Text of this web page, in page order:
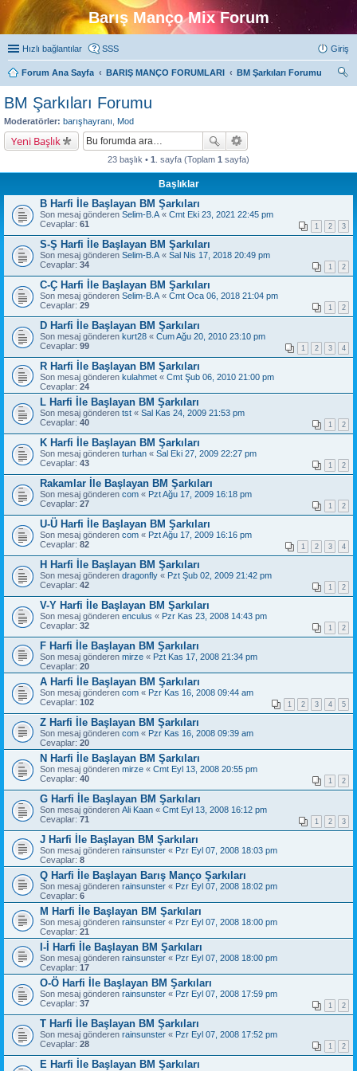
Barış Manço Mix Forum
Hızlı bağlantılar SSS Giriş
Forum Ana Sayfa BARIŞ MANÇO FORUMLARI
BM Şarkıları Forumu
BM Şarkıları Forumu
Moderatörler: barışhayranı Mod
Yeni Başlık
23 başlık • 1 . sayfa (Toplam 1 sayfa)
Başlıklar
B Harfi İle Başlayan BM Şarkıları
Son mesaj gönderen Selim-B.A « Cmt Eki 23, 2021 22:45 pm
Cevaplar: 61 1 2 3
S-Ş Harfi İle Başlayan BM Şarkıları
Son mesaj gönderen Selim-B.A « Sal Nis 17, 2018 20:49 pm
Cevaplar: 34 1 2
C-Ç Harfi İle Başlayan BM Şarkıları
Son mesaj gönderen Selim-B.A « Cmt Oca 06, 2018 21:04 pm
Cevaplar: 29 1 2
D Harfi İle Başlayan BM Şarkıları
Son mesaj gönderen kurt28 « Cum Ağu 20, 2010 23:10 pm
Cevaplar: 99 1 2 3 4
R Harfi İle Başlayan BM Şarkıları
Son mesaj gönderen kulahmet « Cmt Şub 06, 2010 21:00 pm
Cevaplar: 24
L Harfi İle Başlayan BM Şarkıları
Son mesaj gönderen tst « Sal Kas 24, 2009 21:53 pm
Cevaplar: 40 1 2
K Harfi İle Başlayan BM Şarkıları
Son mesaj gönderen turhan « Sal Eki 27, 2009 22:27 pm
Cevaplar: 43 1 2
Rakamlar İle Başlayan BM Şarkıları
Son mesaj gönderen com « Pzt Ağu 17, 2009 16:18 pm
Cevaplar: 27 1 2
U-Ü Harfi İle Başlayan BM Şarkıları
Son mesaj gönderen com « Pzt Ağu 17, 2009 16:16 pm
Cevaplar: 82 1 2 3 4
H Harfi İle Başlayan BM Şarkıları
Son mesaj gönderen dragonfly « Pzt Şub 02, 2009 21:42 pm
Cevaplar: 42 1 2
V-Y Harfi İle Başlayan BM Şarkıları
Son mesaj gönderen enculus « Pzr Kas 23, 2008 14:43 pm
Cevaplar: 32 1 2
F Harfi İle Başlayan BM Şarkıları
Son mesaj gönderen mirze « Pzt Kas 17, 2008 21:34 pm
Cevaplar: 20
A Harfi İle Başlayan BM Şarkıları
Son mesaj gönderen com « Pzr Kas 16, 2008 09:44 am
Cevaplar: 102 1 2 3 4 5
Z Harfi İle Başlayan BM Şarkıları
Son mesaj gönderen com « Pzr Kas 16, 2008 09:39 am
Cevaplar: 20
N Harfi İle Başlayan BM Şarkıları
Son mesaj gönderen mirze « Cmt Eyl 13, 2008 20:55 pm
Cevaplar: 40 1 2
G Harfi İle Başlayan BM Şarkıları
Son mesaj gönderen Ali Kaan « Cmt Eyl 13, 2008 16:12 pm
Cevaplar: 71 1 2 3
J Harfi İle Başlayan BM Şarkıları
Son mesaj gönderen rainsunster « Pzr Eyl 07, 2008 18:03 pm
Cevaplar: 8
Q Harfi İle Başlayan Barış Manço Şarkıları
Son mesaj gönderen rainsunster « Pzr Eyl 07, 2008 18:02 pm
Cevaplar: 6
M Harfi İle Başlayan BM Şarkıları
Son mesaj gönderen rainsunster « Pzr Eyl 07, 2008 18:00 pm
Cevaplar: 21
I-İ Harfi İle Başlayan BM Şarkıları
Son mesaj gönderen rainsunster « Pzr Eyl 07, 2008 18:00 pm
Cevaplar: 17
O-Ö Harfi İle Başlayan BM Şarkıları
Son mesaj gönderen rainsunster « Pzr Eyl 07, 2008 17:59 pm
Cevaplar: 37 1 2
T Harfi İle Başlayan BM Şarkıları
Son mesaj gönderen rainsunster « Pzr Eyl 07, 2008 17:52 pm
Cevaplar: 28 1 2
E Harfi İle Başlayan BM Şarkıları